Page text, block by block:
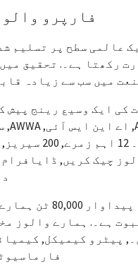
فارپرو
عالمی سطح پر تسلیم
رکھتا ہے۔. تحقیق
میں سب سے زیادہ
چیک کریں,
کی ہماری
ہے۔. ہمارے والوز
پیٹرو کیمیکل,